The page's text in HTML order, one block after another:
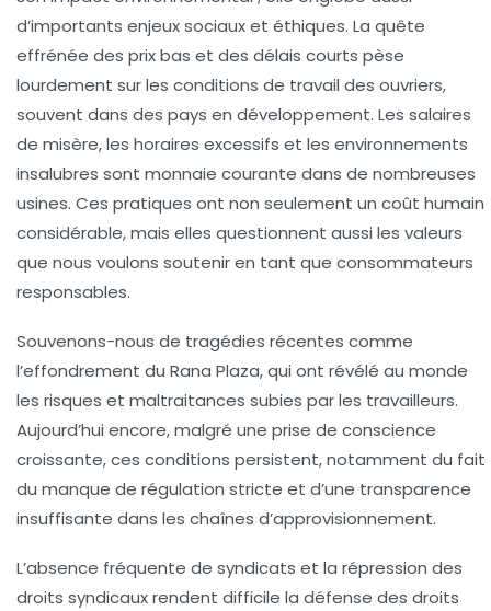
d’importants enjeux sociaux et éthiques. La quête
effrénée des prix bas et des délais courts pèse
lourdement sur les conditions de travail des ouvriers,
souvent dans des pays en développement. Les salaires
de misère, les horaires excessifs et les environnements
insalubres sont monnaie courante dans de nombreuses
usines. Ces pratiques ont non seulement un coût humain
considérable, mais elles questionnent aussi les valeurs
que nous voulons soutenir en tant que consommateurs
responsables.
Souvenons-nous de tragédies récentes comme
l’effondrement du Rana Plaza, qui ont révélé au monde
les risques et maltraitances subies par les travailleurs.
Aujourd’hui encore, malgré une prise de conscience
croissante, ces conditions persistent, notamment du fait
du manque de régulation stricte et d’une transparence
insuffisante dans les chaînes d’approvisionnement.
L’absence fréquente de syndicats et la répression des
droits syndicaux rendent difficile la défense des droits